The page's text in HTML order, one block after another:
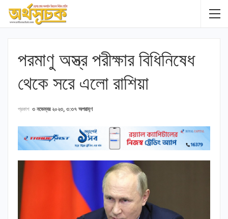
পরমাণু অস্ত্র পরীক্ষার বিধিনিষেধ
থেকে সরে এলো রাশিয়া
প্রকাশ ৩ নভেম্বর ২০২৩, ৩:৩৭ অপরাহ্ণ